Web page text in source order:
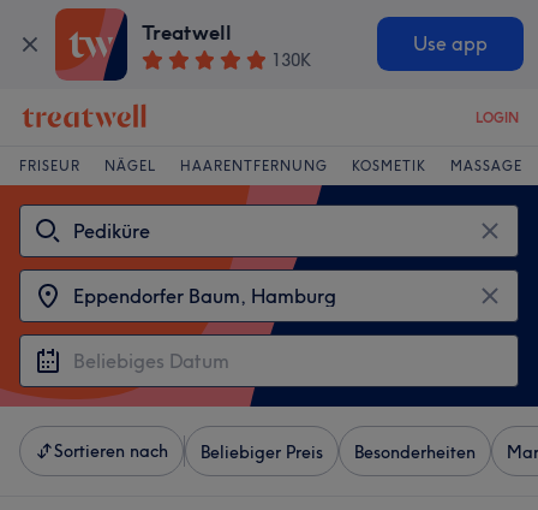
Treatwell
130K
Use app
LOGIN
FRISEUR NÄGEL HAARENTFERNUNG KOSMETIK MASSAGE
Sortieren nach Beliebiger Preis Besonderheiten